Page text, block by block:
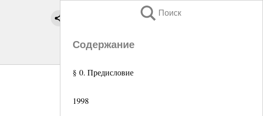
Поиск
Содержание
§ 0. Предисловие
1998